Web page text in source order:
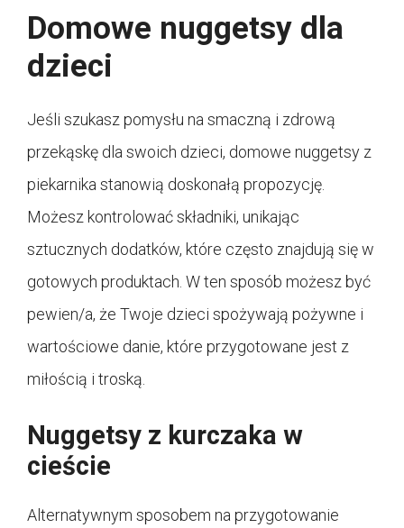
Domowe nuggetsy dla
dzieci
Jeśli szukasz pomysłu na smaczną i zdrową
przekąskę dla swoich dzieci, domowe nuggetsy z
piekarnika stanowią doskonałą propozycję.
Możesz kontrolować składniki, unikając
sztucznych dodatków, które często znajdują się w
gotowych produktach. W ten sposób możesz być
pewien/a, że Twoje dzieci spożywają pożywne i
wartościowe danie, które przygotowane jest z
miłością i troską.
Nuggetsy z kurczaka w
cieście
Alternatywnym sposobem na przygotowanie